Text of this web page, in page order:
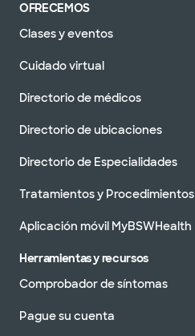
OFRECEMOS
Clases y eventos
Cuidado virtual
Directorio de médicos
Directorio de ubicaciones
Directorio de Especialidades
Tratamientos y Procedimientos
Aplicación móvil MyBSWHealth
Herramientas y recursos
Comprobador de síntomas
Pague su cuenta